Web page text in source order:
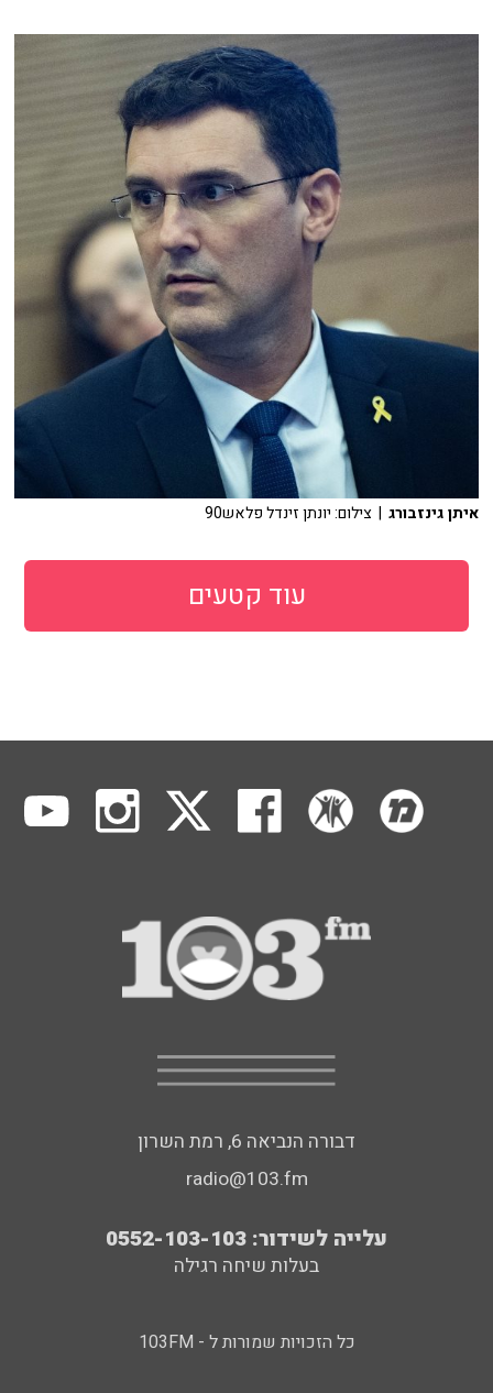
איתן גינזבורג | צילום: יונתן זינדל פלאש90
עוד קטעים
דבורה הנביאה 6, רמת השרון
radio@103.fm
עלייה לשידור: 0552-103-103
בעלות שיחה רגילה
כל הזכויות שמורות ל - 103FM